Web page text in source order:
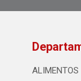
ALIMENTOS